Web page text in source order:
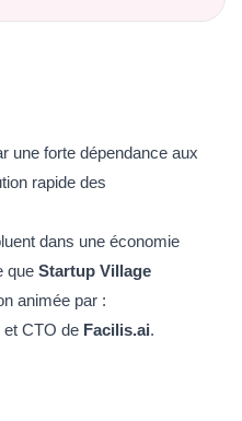
une forte dépendance aux
rapide des
dans une économie
que Startup Village
animée par :
et CTO de Facilis.ai.